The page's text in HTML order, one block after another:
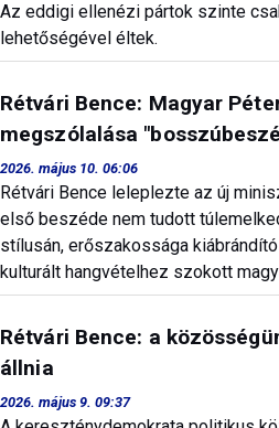
Az eddigi ellenézi pártok szinte
lehetőségével éltek.
Rétvári Bence: Magyar
megszólalása
2026. május 10. 06:06
Rétvári Bence leleplezte az új
első beszéde nem tudott
stílusán, erőszakossága
kulturált hangvételhez szokott
Rétvári Bence: a
állnia
2026. május 9. 09:37